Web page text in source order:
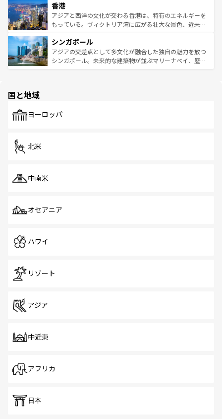
とつ。フォーやバインミー、ベトナムコーヒーなどは、ぜ
ひ現地で味わいたい。どの地域を訪れてもあたたかい人々
が旅行者を迎えてくれるので、きっと忘れられない旅にな
参照してほしい。
の活気が交差している。北部ではチェンマイなどの山岳地
帯で自然と触れ合い、南部ではプーケットやクラビの美し
いビーチでリゾート気分を楽しむことができる。タイ料理
激する。気候は一年中温暖で、どの季節にも異なる楽しみ
が待っている。親しみやすいタイの人々、仏教を中心とし
た文化、そして多様な観光資源が、訪れる旅人を魅了し続
香港
アジアと西洋の文化が交わる香港は、特有のエネルギーを
もっている。ヴィクトリア湾に広がる壮大な景色、近未来
み、どこを訪れても感動するはず。観光スポットが密集し
ており、効率よく見どころを回れるのも魅力。息をのむよ
うな絶景から文化的な体験まで、香港を存分に楽しみ尽く
シンガポール
アジアの交差点として多文化が融合した独自の魅力を放つ
シンガポール。未来的な建築物が並ぶマリーナベイ、歴史
で、ホーカーズは地元の風情を楽しめる外せないスポット
国と地域
ヨーロッパ
北米
中南米
オセアニア
ハワイ
リゾート
アジア
中近東
アフリカ
日本